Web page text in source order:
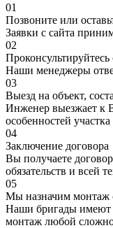
01
Позвоните или
Заявки с сайта
02
Наши менеджеры
03
Выезд на объект,
Инженер выезжает к
особенностей участка
04
Заключение договора
Вы получаете
обязательств и всей
05
Мы назначим монтаж
Наши бригады имеют
монтаж любой